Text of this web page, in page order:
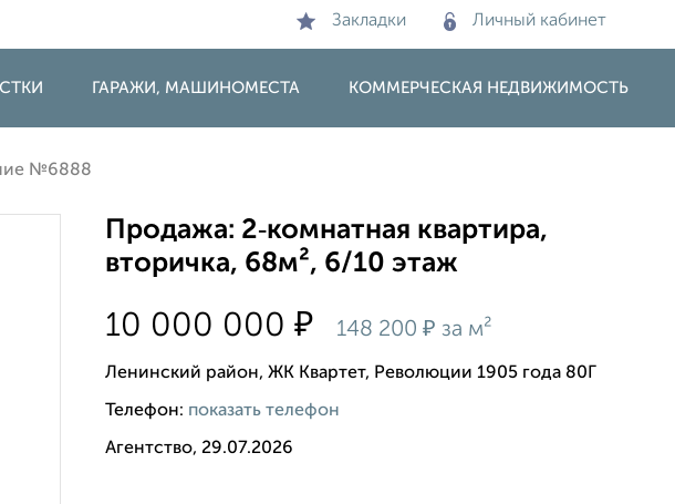
Закладки Личный кабинет
ГАРАЖИ, МАШИНОМЕСТА КОММЕРЧЕСКАЯ НЕДВИЖИМОСТЬ
№6888
Продажа: 2‑комнатная квартира,
вторичка, 68м², 6/10 этаж
10 000 000₽ 148 200₽ за м²
Ленинский район, ЖК Квартет, Революции 1905 года 80Г
Телефон: показать телефон
Агентство, 29.07.2026